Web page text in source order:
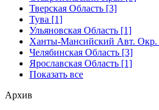
Тверская Область [3]
Тува [1]
Ульяновская Область [1]
Ханты-Мансийский Авт.
Челябинская Область [3]
Ярославская Область [1]
Показать все
Архив